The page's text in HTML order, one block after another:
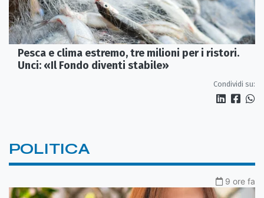
Pesca e clima estremo, tre milioni per i ristori.
Unci: «Il Fondo diventi stabile»
Condividi su:
POLITICA
9 ore fa